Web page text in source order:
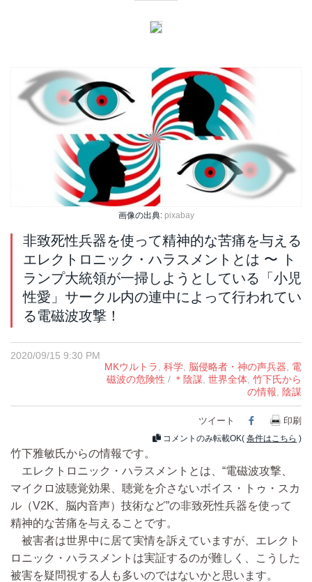
画像の出典: pixabay
非致死性兵器を使って精神的な苦痛を与える
エレクトロニック・ハラスメントとは 〜 ト
ランプ大統領が一掃しようとしている「小児
性愛」サークル内の連中によって行われてい
る電磁波攻撃！
2020/09/15 9:30 PM
MKウルトラ
科学 脳侵略者・神の声兵器
電
磁波の危険性 / ＊陰謀 世界全体 竹下氏から
の情報
陰謀
ツイート Facebook
印刷
コメントのみ転載OK( 条件はこちら )
竹下雅敏氏からの情報です。
エレクトロニック・ハラスメントとは、“電磁波攻撃、
マイクロ波聴覚効果、聴覚を介さないボイス・トゥ・スカ
ル（V2K、脳内音声）技術など”の非致死性兵器を使って
精神的な苦痛を与えることです。
被害者は世界中に居て実情を訴えていますが、エレクト
ロニック・ハラスメントは実証するのが難しく、こうした
被害を疑問視する人も多いのではないかと思います。